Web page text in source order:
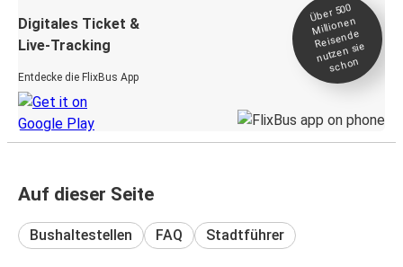
Digitales Ticket &
Live-Tracking
Entdecke die FlixBus App
Über 500
Millionen
Reisende
nutzen sie
schon
Auf dieser Seite
Bushaltestellen FAQ Stadtführer